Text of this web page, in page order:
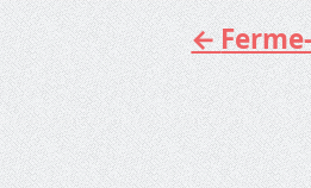
Aller
au
contenu